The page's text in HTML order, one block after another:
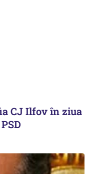
CJ Ilfov în ziua